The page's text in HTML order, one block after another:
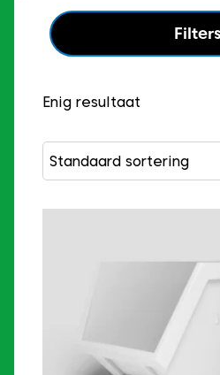
Filters
Enig resultaat